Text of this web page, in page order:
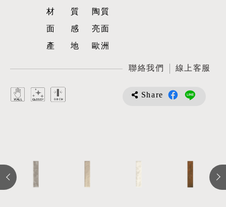
材質陶質
面感亮面
產地歐洲
聯絡我們 線上客服
Share